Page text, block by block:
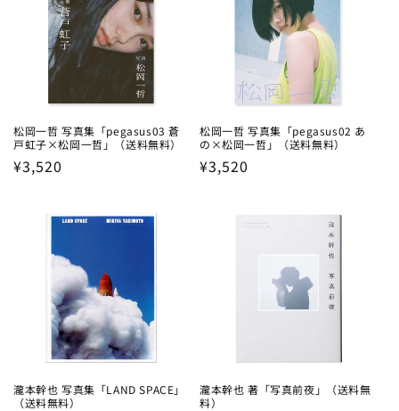
松岡⼀哲 写真集「pegasus03 蒼
戸虹子×松岡一哲」（送料無料）
Regular
¥3,520
松岡⼀哲 写真集「pegasus02 あ
の×松岡一哲」（送料無料）
Regular
¥3,520
瀧本幹也 写真集「LAND SPACE」
（送料無料）
瀧本幹也 著「写真前夜」（送料無
料）